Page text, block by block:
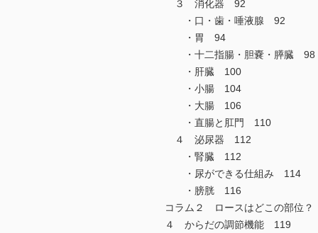
３ 消化器 92
・口・歯・唾液腺 92
・胃 94
・十二指腸・胆嚢・膵臓 98
・肝臓 100
・小腸 104
・大腸 106
・直腸と肛門 110
４ 泌尿器 112
・腎臓 112
・尿ができる仕組み 114
・膀胱 116
コラム２ ロースはどこの部位
４ からだの調節機能 119